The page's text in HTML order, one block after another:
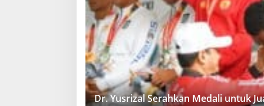
Dr. Yusrizal Serahkan Medali untuk